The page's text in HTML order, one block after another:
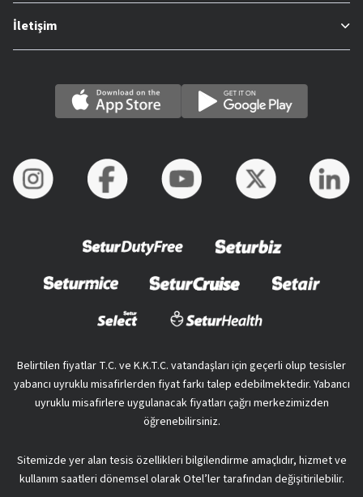
İletişim
Belirtilen fiyatlar T.C. ve K.K.T.C. vatandaşları için geçerli olup tesisler
yabancı uyruklu misafirlerden fiyat farkı talep edebilmektedir. Yabancı
uyruklu misafirlere uygulanacak fiyatları çağrı merkezimizden
öğrenebilirsiniz.
Sitemizde yer alan tesis özellikleri bilgilendirme amaçlıdır, hizmet ve
kullanım saatleri dönemsel olarak Otel’ler tarafından değişitirilebilir.